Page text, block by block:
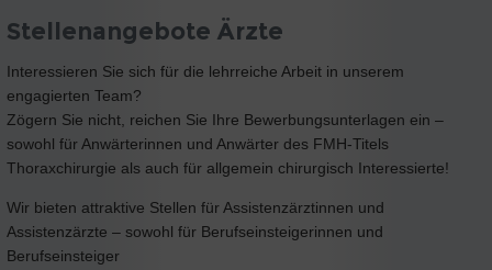
Stellenangebote Ärzte
Interessieren Sie sich für die lehrreiche Arbeit in unserem
engagierten Team?
Zögern Sie nicht, reichen Sie Ihre Bewerbungsunterlagen ein –
sowohl für Anwärterinnen und Anwärter des FMH-Titels
Thoraxchirurgie als auch für allgemein chirurgisch Interessierte!
Wir bieten attraktive Stellen für Assistenzärztinnen und
Assistenzärzte – sowohl für Berufseinsteigerinnen und
Berufseinsteiger